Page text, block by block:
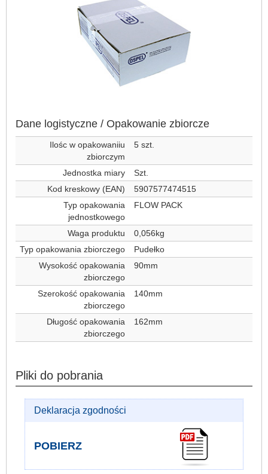
Dane logistyczne / Opakowanie zbiorcze
Ilośc w opakowaniiu
zbiorczym
5 szt.
Jednostka miary
Szt.
Kod kreskowy (EAN)
5907577474515
Typ opakowania
jednostkowego
FLOW PACK
Waga produktu
0,056kg
Typ opakowania zbiorczego
Pudełko
Wysokość opakowania
zbiorczego
90mm
Szerokość opakowania
zbiorczego
140mm
Długość opakowania
zbiorczego
162mm
Pliki do pobrania
Deklaracja zgodności
POBIERZ